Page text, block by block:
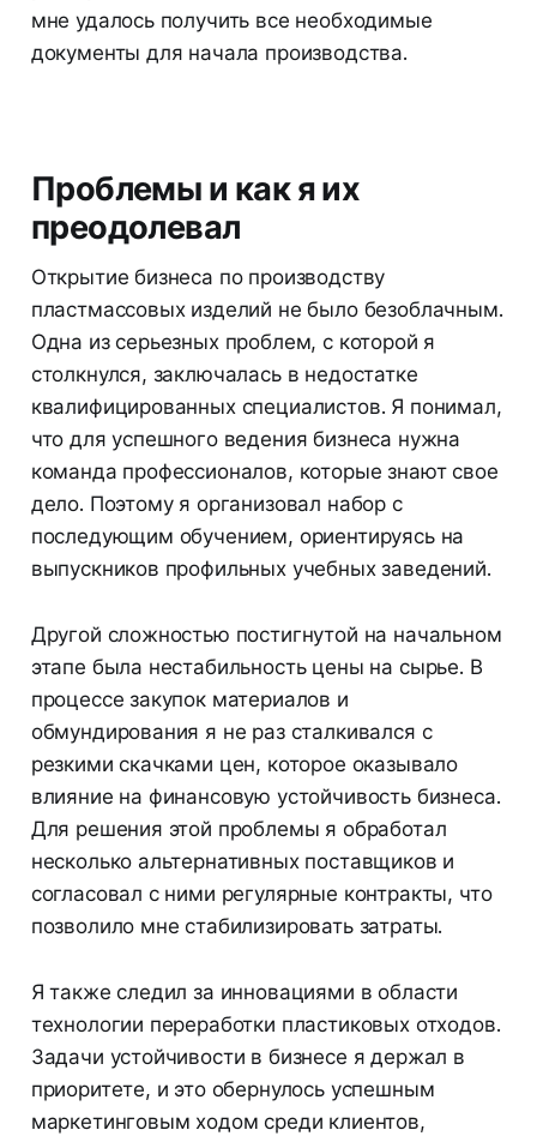
мне удалось получить все необходимые
документы для начала производства.
Проблемы и как я их
преодолевал
Открытие бизнеса по производству
пластмассовых изделий не было безоблачным.
Одна из серьезных проблем, с которой я
столкнулся, заключалась в недостатке
квалифицированных специалистов. Я понимал,
что для успешного ведения бизнеса нужна
команда профессионалов, которые знают свое
дело. Поэтому я организовал набор с
последующим обучением, ориентируясь на
выпускников профильных учебных заведений.
Другой сложностью постигнутой на начальном
этапе была нестабильность цены на сырье. В
процессе закупок материалов и
обмундирования я не раз сталкивался с
резкими скачками цен, которое оказывало
влияние на финансовую устойчивость бизнеса.
Для решения этой проблемы я обработал
несколько альтернативных поставщиков и
согласовал с ними регулярные контракты, что
позволило мне стабилизировать затраты.
Я также следил за инновациями в области
технологии переработки пластиковых отходов.
Задачи устойчивости в бизнесе я держал в
приоритете, и это обернулось успешным
маркетинговым ходом среди клиентов,